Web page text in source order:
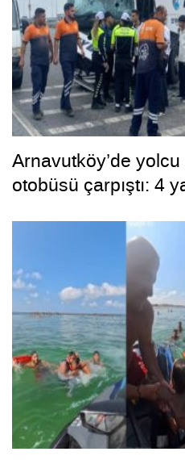
Arnavutköy’de
otobüsü çarpıştı: 4